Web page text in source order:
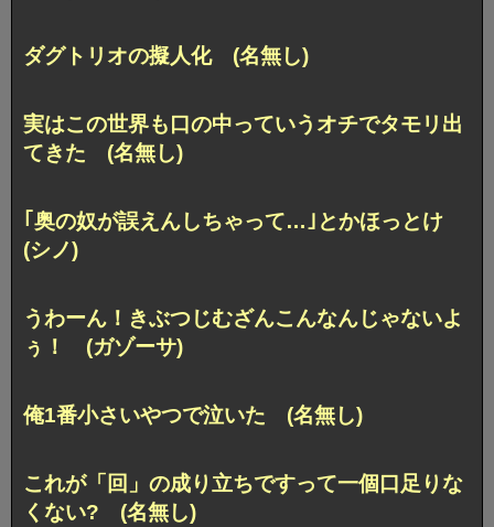
ダグトリオの擬人化 (名無し)
実はこの世界も口の中っていうオチでタモリ出
てきた (名無し)
｢奥の奴が誤えんしちゃって…｣とかほっとけ
(シノ)
うわーん！きぶつじむざんこんなんじゃないよ
ぅ！ (ガゾーサ)
俺1番小さいやつで泣いた (名無し)
これが「回」の成り立ちですって一個口足りな
くない? (名無し)